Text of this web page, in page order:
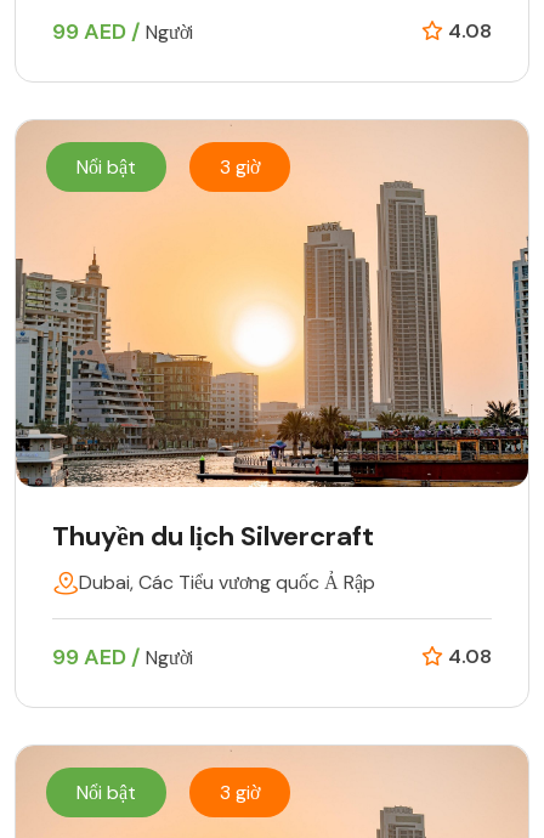
99 AED / Người 4.08
Nổi bật 3 giờ
Thuyền du lịch Silvercraft
Dubai, Các Tiểu vương quốc Ả Rập
99 AED / Người 4.08
Nổi bật 3 giờ